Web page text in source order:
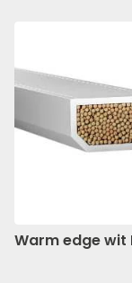
Warm edge wit